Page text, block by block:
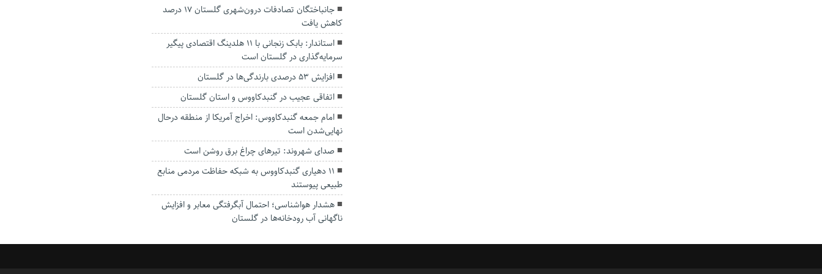
جانباختگان تصادفات درون‌شهری گلستان ۱۷ درصد
کاهش یافت
استاندار: بابک زنجانی با ۱۱ هلدینگ اقتصادی پیگیر
سرمایه‌گذاری در گلستان است
افزایش ۵۳ درصدی بارندگی‌ها در گلستان
اتفاقی عجیب در‌ گنبدکاووس و استان گلستان
امام جمعه گنبدکاووس: اخراج آمریکا از منطقه درحال
نهایی‌شدن است
صدای شهروند: تیرهای چراغ برق روشن است
۱۱ دهیاری گنبدکاووس به شبکه حفاظت مردمی منابع
طبیعی پیوستند
هشدار هواشناسی؛ احتمال آبگرفتگی معابر و افزایش
ناگهانی آب رودخانه‌ها در گلستان